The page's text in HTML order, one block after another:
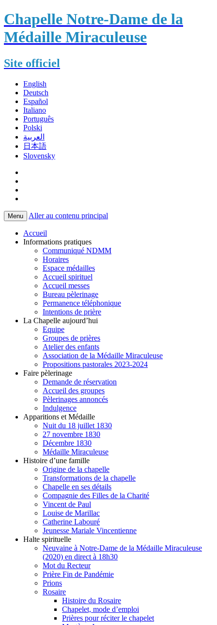
Chapelle Notre-Dame de la
Médaille Miraculeuse
Site officiel
English
Deutsch
Español
Italiano
Português
Polski
العربية
日本語
Slovensky
Menu Aller au contenu principal
Accueil
Informations pratiques
Communiqué NDMM
Horaires
Espace médailles
Accueil spirituel
Accueil messes
Bureau pèlerinage
Permanence téléphonique
Intentions de prière
La Chapelle aujourd’hui
Equipe
Groupes de prières
Atelier des enfants
Association de la Médaille Miraculeuse
Propositions pastorales 2023-2024
Faire pèlerinage
Demande de réservation
Accueil des groupes
Pèlerinages annoncés
Indulgence
Apparitions et Médaille
Nuit du 18 juillet 1830
27 novembre 1830
Décembre 1830
Médaille Miraculeuse
Histoire d’une famille
Origine de la chapelle
Transformations de la chapelle
Chapelle en ses détails
Compagnie des Filles de la Charité
Vincent de Paul
Louise de Marillac
Catherine Labouré
Jeunesse Mariale Vincentienne
Halte spirituelle
Neuvaine à Notre-Dame de la Médaille Miraculeuse
(2020) en direct à 18h30
Mot du Recteur
Prière Fin de Pandémie
Prions
Rosaire
Histoire du Rosaire
Chapelet, mode d’emploi
Prières pour réciter le chapelet